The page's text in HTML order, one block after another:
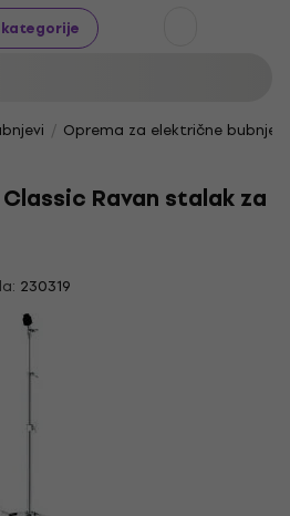
kategorije
Oprema za električne
Classic Ravan stalak za
230319